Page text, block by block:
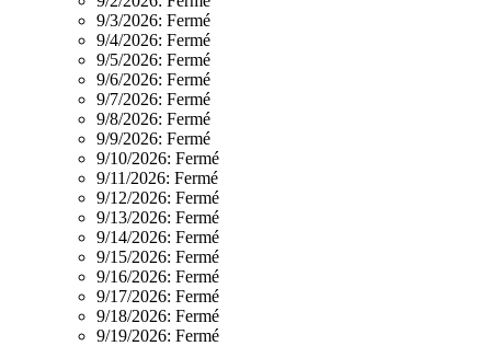
9/3/2026: Fermé
9/4/2026: Fermé
9/5/2026: Fermé
9/6/2026: Fermé
9/7/2026: Fermé
9/8/2026: Fermé
9/9/2026: Fermé
9/10/2026: Fermé
9/11/2026: Fermé
9/12/2026: Fermé
9/13/2026: Fermé
9/14/2026: Fermé
9/15/2026: Fermé
9/16/2026: Fermé
9/17/2026: Fermé
9/18/2026: Fermé
9/19/2026: Fermé